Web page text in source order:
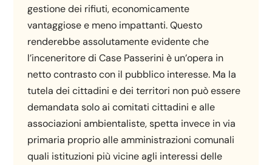
gestione dei rifiuti, economicamente
vantaggiose e meno impattanti. Questo
renderebbe assolutamente evidente che
l’inceneritore di Case Passerini è un’opera in
netto contrasto con il pubblico interesse. Ma la
tutela dei cittadini e dei territori non può essere
demandata solo ai comitati cittadini e alle
associazioni ambientaliste, spetta invece in via
primaria proprio alle amministrazioni comunali
quali istituzioni più vicine agli interessi delle